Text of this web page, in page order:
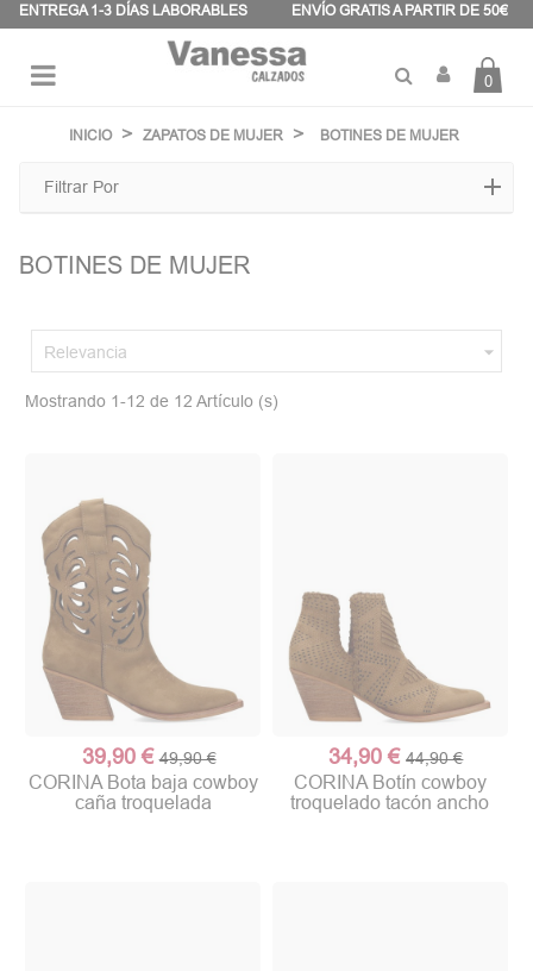
ENTREGA 1-3 DÍAS LABORABLES ENVÍO GRATIS A PARTIR DE 50€
palanca
0
INICIO ZAPATOS DE MUJER BOTINES DE MUJER
Filtrar Por
BOTINES DE MUJER
Relevancia 
Mostrando 1-12 de 12 Artículo (s)
39,90 € 49,90 €
CORINA Bota baja cowboy
caña troquelada
34,90 € 44,90 €
CORINA Botín cowboy
troquelado tacón ancho
Panel de gestión de cookies